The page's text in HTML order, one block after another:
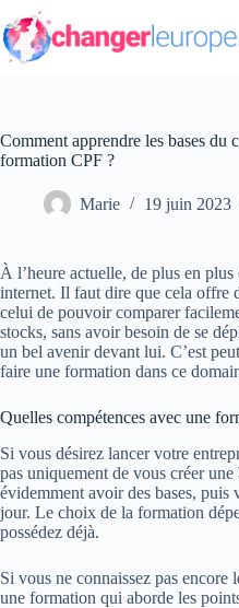
Passer
au
contenu
Comment apprendre les bases du
formation CPF ?
Marie 19 juin 2023
À l’heure actuelle, de plus en
internet. Il faut dire que cela offre
celui de pouvoir comparer
stocks, sans avoir besoin de se
un bel avenir devant lui. C’est
faire une formation dans ce
Quelles compétences avec une
Si vous désirez lancer votre
pas uniquement de vous créer
évidemment avoir des bases, puis
jour. Le choix de la formation
possédez déjà.
Si vous ne connaissez pas encore
une formation qui aborde les